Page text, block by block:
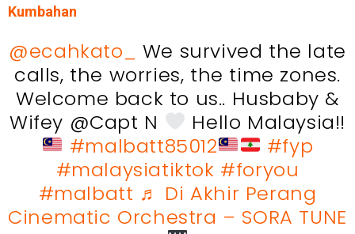
Kumbahan
@ecahkato_ We survived the late
calls, the worries, the time zones.
Welcome back to us.. Husbaby &
Wifey @Capt N
Hello Malaysia!!
#malbatt85012
#fyp
#malaysiatiktok #foryou
#malbatt ♬ Di Akhir Perang
Cinematic Orchestra – SORA TUNE